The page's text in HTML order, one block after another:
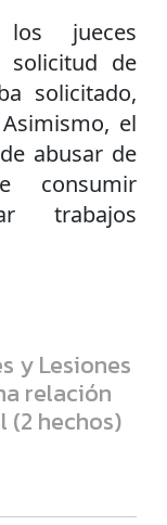
jueces
solicitud de
solicitado,
el
abusar de
consumir
trabajos
y Lesiones
relación
(2 hechos)